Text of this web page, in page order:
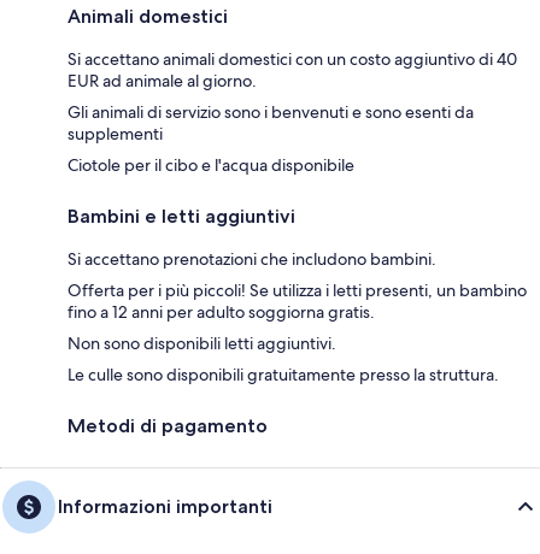
Animali domestici
Si accettano animali domestici con un costo aggiuntivo di 40
EUR ad animale al giorno.
Gli animali di servizio sono i benvenuti e sono esenti da
supplementi
Ciotole per il cibo e l'acqua disponibile
Bambini e letti aggiuntivi
Si accettano prenotazioni che includono bambini.
Offerta per i più piccoli! Se utilizza i letti presenti, un bambino
fino a 12 anni per adulto soggiorna gratis.
Non sono disponibili letti aggiuntivi.
Le culle sono disponibili gratuitamente presso la struttura.
Metodi di pagamento
Informazioni importanti